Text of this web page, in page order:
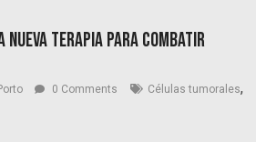
nueva terapia para combatir
0 Comments Células tumorales,